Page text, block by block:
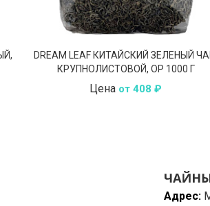
DREAM LEAF КИТАЙСКИЙ ЗЕЛЕНЫЙ
КРУПНОЛИСТОВОЙ, OP 1000 Г
Цена от 408 ₽
Адрес: